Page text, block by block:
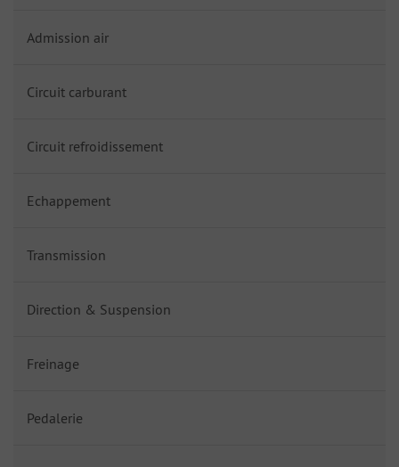
Admission air
Circuit carburant
Circuit refroidissement
Echappement
Transmission
Direction & Suspension
Freinage
Pedalerie